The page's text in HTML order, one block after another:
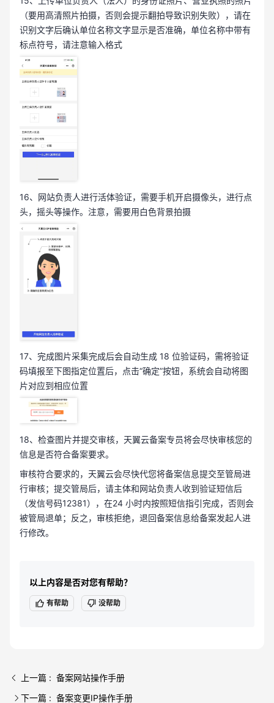
（要用高清照片拍摄，否则会提示翻拍导致识别失败），请在
识别文字后确认单位名称文字显示是否准确，单位名称中带有
标点符号，请注意输入格式
16、网站负责人进行活体验证，需要手机开启摄像头，进行点
头，摇头等操作。注意，需要用白色背景拍摄
17、完成图片采集完成后会自动生成 18 位验证码，需将验证
码填报至下图指定位置后，点击“确定”按钮，系统会自动将图
片对应到相应位置
18、检查图片并提交审核，天翼云备案专员将会尽快审核您的
信息是否符合备案要求。
审核符合要求的，天翼云会尽快代您将备案信息提交至管局进
行审核；提交管局后，请主体和网站负责人收到验证短信后
（发信号码12381），在24 小时内按照短信指引完成，否则会
被管局退单；反之，审核拒绝，退回备案信息给备案发起人进
行修改。
以上内容是否对您有帮助？
有帮助 没帮助
上一篇 : 备案网站操作手册
下一篇 : 备案变更IP操作手册